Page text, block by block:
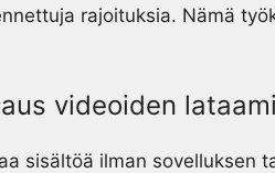
rajoituksia. Nämä
videoiden
sisältöä ilman sovelluksen